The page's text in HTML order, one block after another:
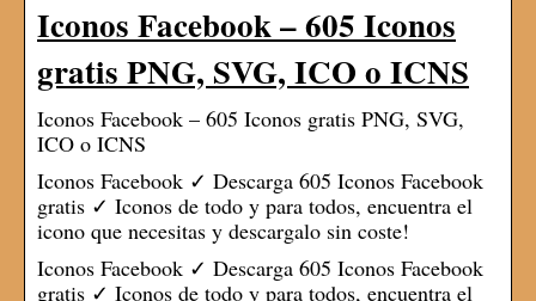
Iconos Facebook – 605 Iconos
gratis PNG, SVG, ICO o ICNS
Iconos Facebook – 605 Iconos gratis PNG, SVG,
ICO o ICNS
Iconos Facebook ✓ Descarga 605 Iconos Facebook
gratis ✓ Iconos de todo y para todos, encuentra el
icono que necesitas y descargalo sin coste!
Iconos Facebook ✓ Descarga 605 Iconos Facebook
gratis ✓ Iconos de todo y para todos, encuentra el